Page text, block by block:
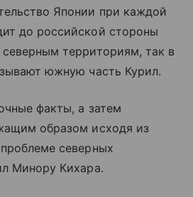
Японии при каждой
до российской стороны
территориям, так в
южную часть Курил.
факты, а затем
образом исходя из
северных
Минору Кихара.